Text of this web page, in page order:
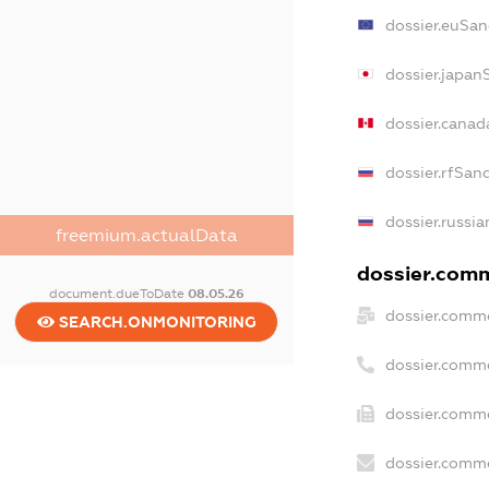
freemium.actualData
document.dueToDate 08.05.26
SEARCH.ONMONITORING